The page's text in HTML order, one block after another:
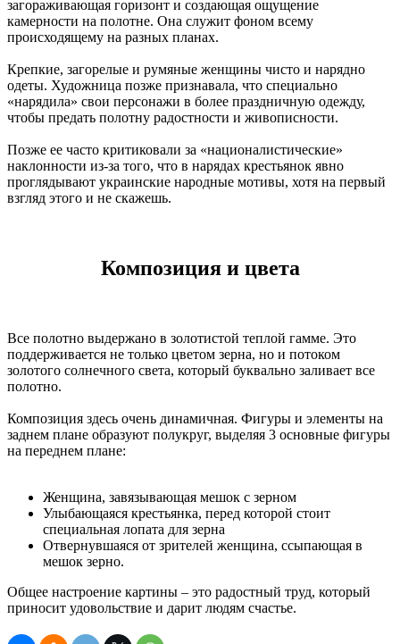
загораживающая горизонт и создающая ощущение
камерности на полотне. Она служит фоном всему
происходящему на разных планах.
Крепкие, загорелые и румяные женщины чисто и нарядно
одеты. Художница позже признавала, что специально
«нарядила» свои персонажи в более праздничную одежду,
чтобы предать полотну радостности и живописности.
Позже ее часто критиковали за «националистические»
наклонности из-за того, что в нарядах крестьянок явно
проглядывают украинские народные мотивы, хотя на первый
взгляд этого и не скажешь.
Композиция и цвета
Все полотно выдержано в золотистой теплой гамме. Это
поддерживается не только цветом зерна, но и потоком
золотого солнечного света, который буквально заливает все
полотно.
Композиция здесь очень динамичная. Фигуры и элементы на
заднем плане образуют полукруг, выделяя 3 основные фигуры
на переднем плане:
Женщина, завязывающая мешок с зерном
Улыбающаяся крестьянка, перед которой стоит
специальная лопата для зерна
Отвернувшаяся от зрителей женщина, ссыпающая в
мешок зерно.
Общее настроение картины – это радостный труд, который
приносит удовольствие и дарит людям счастье.